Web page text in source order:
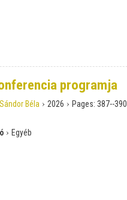
programja
Béla › 2026 › Pages: 387--390
› Egyéb